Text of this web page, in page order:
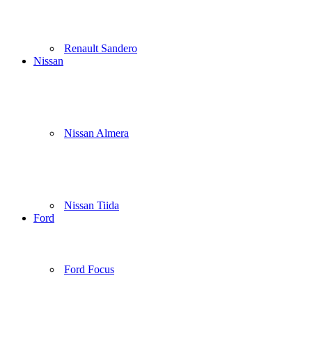
Renault Sandero
Nissan
Nissan Almera
Nissan Tiida
Ford
Ford Focus